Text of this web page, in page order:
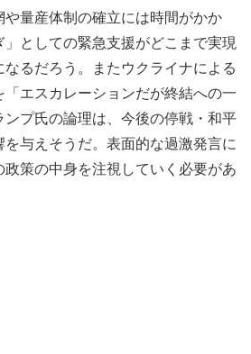
や量産体制の確立には時間がかか
」としての緊急支援がどこまで実現
るだろう。またウクライナによる
「エスカレーションだが終結への一
プ氏の論理は、今後の停戦・和平
与えそうだ。表面的な過激発言に
政策の中身を注視していく必要があ